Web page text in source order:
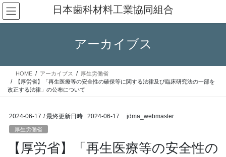
コ
ン
テ
ス
ナ
ビ
ゲ
ン
日本歯科材料工業協同組合
アーカイブス
HOME アーカイブス
厚生労働省
【厚労省】「再生医療等の安全性の確保等に関する法律及び臨床研究法の一部を
改正する法律」の公布について
2024-06-17 / 最終更新日時 : 2024-06-17 jdma_webmaster
厚生労働省
【厚労省】「再生医療等の安全性の